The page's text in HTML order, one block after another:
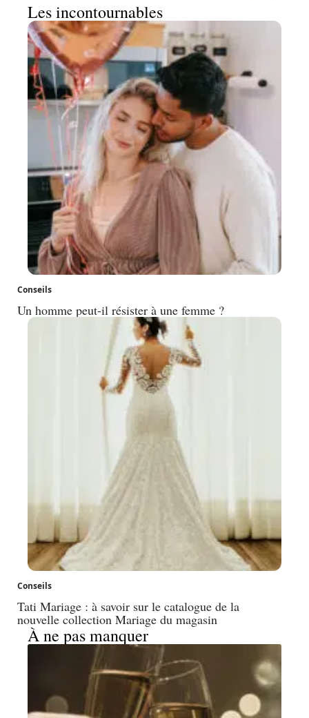
Les incontournables
Conseils
Un homme peut-il résister à une femme ?
Conseils
Tati Mariage : à savoir sur le catalogue de la
nouvelle collection Mariage du magasin
À ne pas manquer